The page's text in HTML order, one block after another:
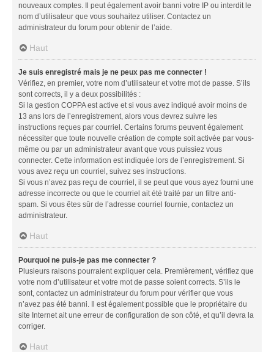
nouveaux comptes. Il peut également avoir banni votre IP ou interdit le
nom d’utilisateur que vous souhaitez utiliser. Contactez un
administrateur du forum pour obtenir de l’aide.
Haut
Je suis enregistré mais je ne peux pas me connecter !
Vérifiez, en premier, votre nom d’utilisateur et votre mot de passe. S’ils
sont corrects, il y a deux possibilités :
Si la gestion COPPA est active et si vous avez indiqué avoir moins de
13 ans lors de l’enregistrement, alors vous devrez suivre les
instructions reçues par courriel. Certains forums peuvent également
nécessiter que toute nouvelle création de compte soit activée par vous-
même ou par un administrateur avant que vous puissiez vous
connecter. Cette information est indiquée lors de l’enregistrement. Si
vous avez reçu un courriel, suivez ses instructions.
Si vous n’avez pas reçu de courriel, il se peut que vous ayez fourni une
adresse incorrecte ou que le courriel ait été traité par un filtre anti-
spam. Si vous êtes sûr de l’adresse courriel fournie, contactez un
administrateur.
Haut
Pourquoi ne puis-je pas me connecter ?
Plusieurs raisons pourraient expliquer cela. Premièrement, vérifiez que
votre nom d’utilisateur et votre mot de passe soient corrects. S’ils le
sont, contactez un administrateur du forum pour vérifier que vous
n’avez pas été banni. Il est également possible que le propriétaire du
site Internet ait une erreur de configuration de son côté, et qu’il devra la
corriger.
Haut